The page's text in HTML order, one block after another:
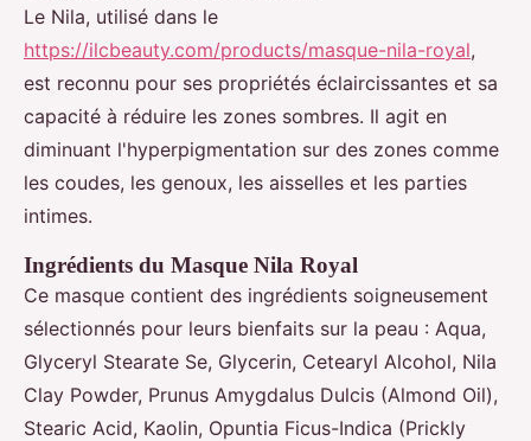
Le Nila, utilisé dans le
https://ilcbeauty.com/products/masque-nila-royal,
est reconnu pour ses propriétés éclaircissantes et sa
capacité à réduire les zones sombres. Il agit en
diminuant l'hyperpigmentation sur des zones comme
les coudes, les genoux, les aisselles et les parties
intimes.
Ingrédients du Masque Nila Royal
Ce masque contient des ingrédients soigneusement
sélectionnés pour leurs bienfaits sur la peau : Aqua,
Glyceryl Stearate Se, Glycerin, Cetearyl Alcohol, Nila
Clay Powder, Prunus Amygdalus Dulcis (Almond Oil),
Stearic Acid, Kaolin, Opuntia Ficus-Indica (Prickly